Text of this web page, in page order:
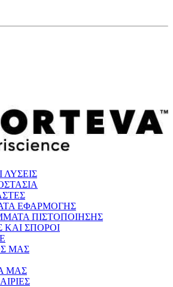
ΛΥΣΕΙΣ
ΕΦΑΡΜΟΓΗΣ
ΠΙΣΤΟΠΟΙΗΣΗΣ
ΚΑΙ ΣΠΟΡΟΙ
ΜΑΣ
ΜΑΣ